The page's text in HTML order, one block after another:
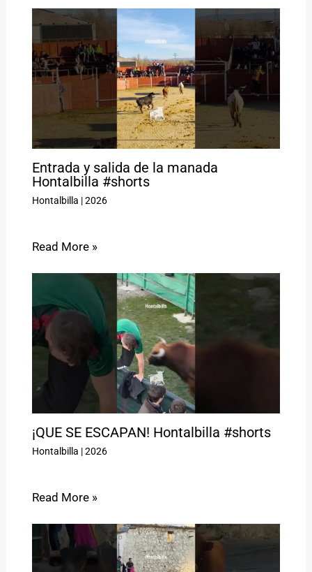
Entrada y salida de la manada
Hontalbilla #shorts
Hontalbilla |2026
Read More »
¡QUE SE ESCAPAN! Hontalbilla #shorts
Hontalbilla |2026
Read More »